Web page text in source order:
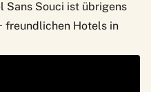
Sans Souci ist übrigens
freundlichen Hotels in